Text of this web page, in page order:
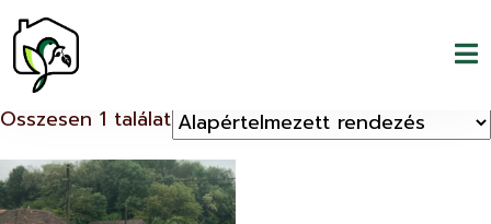
Kezdőlap
Támogatás
Összesen 1 találat